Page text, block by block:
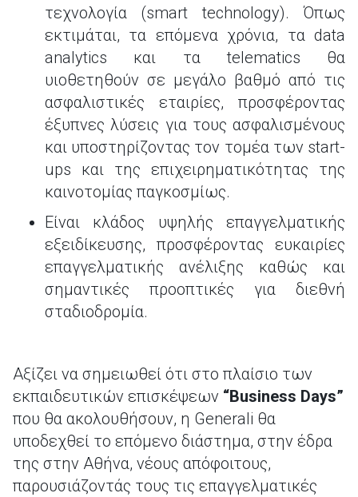
τεχνολογία (smart technology). Όπως
εκτιμάται, τα επόμενα χρόνια, τα data
analytics και τα telematics θα
υιοθετηθούν σε μεγάλο βαθμό από τις
ασφαλιστικές εταιρίες, προσφέροντας
έξυπνες λύσεις για τους ασφαλισμένους
και υποστηρίζοντας τον τομέα των start-
ups και της επιχειρηματικότητας της
καινοτομίας παγκοσμίως.
Είναι κλάδος υψηλής επαγγελματικής
εξειδίκευσης, προσφέροντας ευκαιρίες
επαγγελματικής ανέλιξης καθώς και
σημαντικές προοπτικές για διεθνή
σταδιοδρομία.
Αξίζει να σημειωθεί ότι στο πλαίσιο των
εκπαιδευτικών επισκέψεων “Business Days”
που θα ακολουθήσουν, η Generali θα
υποδεχθεί το επόμενο διάστημα, στην έδρα
της στην Αθήνα, νέους απόφοιτους,
παρουσιάζοντάς τους τις επαγγελματικές